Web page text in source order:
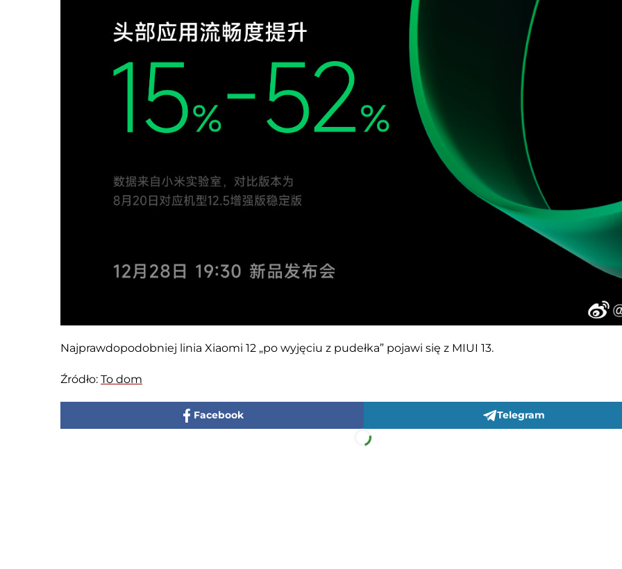
Najprawdopodobniej linia Xiaomi 12 „po wyjęciu z pudełka” pojawi się z MIUI 13.
Źródło: To dom
Facebook Telegram